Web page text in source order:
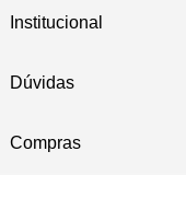
Institucional
Dúvidas
Compras